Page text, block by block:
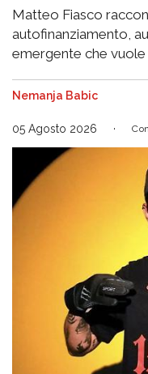
Matteo Fiasco
autofinanziamento,
emergente che
Nemanja Babic
05 Agosto 2026